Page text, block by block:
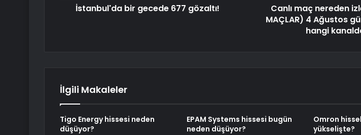
İstanbul'da bir gecede 677 gözaltı!
Canlı maç nereden
MAÇLAR) 4 Ağustos
hangi
İlgili Makaleler
Tigo Energy hissesi neden
düşüyor?
EPAM Systems hissesi bugün
neden düşüyor?
Omron
yükselişte?